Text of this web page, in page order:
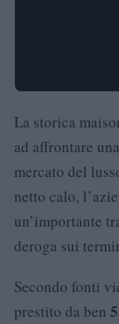
La storica
ad affrontare
mercato del
netto calo,
un’importante
deroga sui
Secondo fonti
prestito da ben